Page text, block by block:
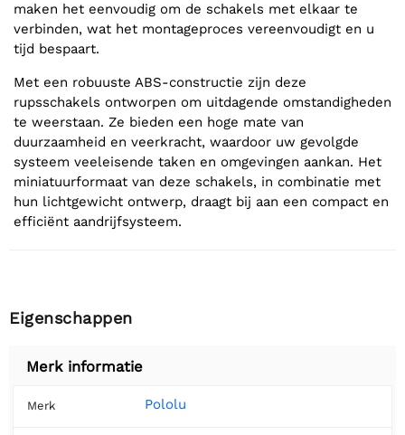
maken het eenvoudig om de schakels met elkaar te
verbinden, wat het montageproces vereenvoudigt en u
tijd bespaart.
Met een robuuste ABS-constructie zijn deze
rupsschakels ontworpen om uitdagende omstandigheden
te weerstaan. Ze bieden een hoge mate van
duurzaamheid en veerkracht, waardoor uw gevolgde
systeem veeleisende taken en omgevingen aankan. Het
miniatuurformaat van deze schakels, in combinatie met
hun lichtgewicht ontwerp, draagt bij aan een compact en
efficiënt aandrijfsysteem.
Eigenschappen
Merk informatie
Merk Pololu